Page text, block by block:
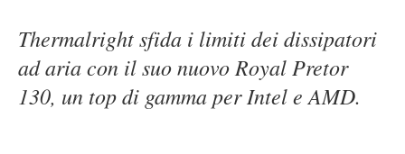
Thermalright sfida i limiti dei dissipatori
ad aria con il suo nuovo Royal Pretor
130, un top di gamma per Intel e AMD.